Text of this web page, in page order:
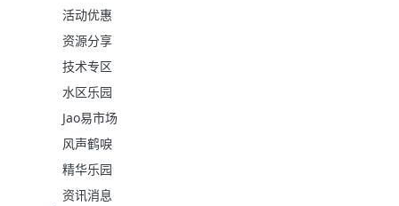
活动优惠
资源分享
技术专区
水区乐园
Jao易市场
风声鹤唳
精华乐园
资讯消息